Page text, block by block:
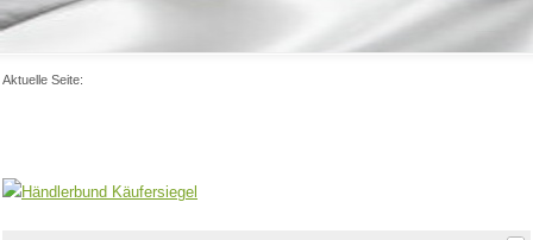
Aktuelle Seite: